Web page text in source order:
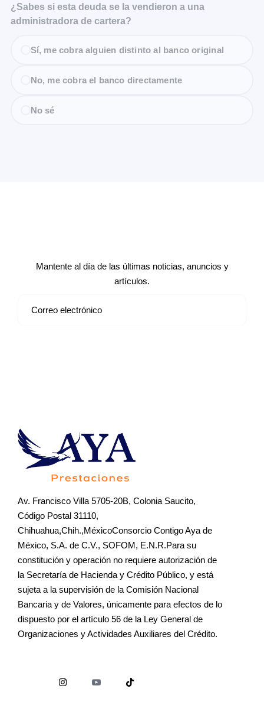
¿Sabes si esta deuda se la vendieron a una
administradora de cartera?
Sí, me cobra alguien distinto al banco original
No, me cobra el banco directamente
No sé
Mantente al día de las últimas noticias, anuncios y
artículos.
Av. Francisco Villa 5705-20B, Colonia Saucito,
Código Postal 31110,
Chihuahua,Chih.,MéxicoConsorcio Contigo Aya de
México, S.A. de C.V., SOFOM, E.N.R.Para su
constitución y operación no requiere autorización de
la Secretaría de Hacienda y Crédito Público, y está
sujeta a la supervisión de la Comisión Nacional
Bancaria y de Valores, únicamente para efectos de lo
dispuesto por el artículo 56 de la Ley General de
Organizaciones y Actividades Auxiliares del Crédito.